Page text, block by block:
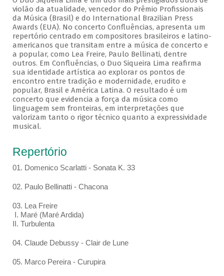
violão da atualidade, vencedor do Prêmio Profissionais
da Música (Brasil) e do International Brazilian Press
Awards (EUA). No concerto Confluências, apresenta um
repertório centrado em compositores brasileiros e latino-
americanos que transitam entre a música de concerto e
a popular, como Lea Freire, Paulo Bellinati, dentre
outros. Em Confluências, o Duo Siqueira Lima reafirma
sua identidade artística ao explorar os pontos de
encontro entre tradição e modernidade, erudito e
popular, Brasil e América Latina. O resultado é um
concerto que evidencia a força da música como
linguagem sem fronteiras, em interpretações que
valorizam tanto o rigor técnico quanto a expressividade
musical.
Repertório
01. Domenico Scarlatti - Sonata K. 33
02. Paulo Bellinatti - Chacona
03. Lea Freire
I. Maré (Maré Ardida)
II. Turbulenta
04. Claude Debussy - Clair de Lune
05. Marco Pereira - Curupira